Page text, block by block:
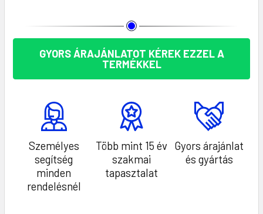
GYORS ÁRAJÁNLATOT KÉREK EZZEL A
TERMÉKKEL
Személyes
segítség
minden
rendelésnél
Több mint 15 év
szakmai
tapasztalat
Gyors árajánlat
és gyártás